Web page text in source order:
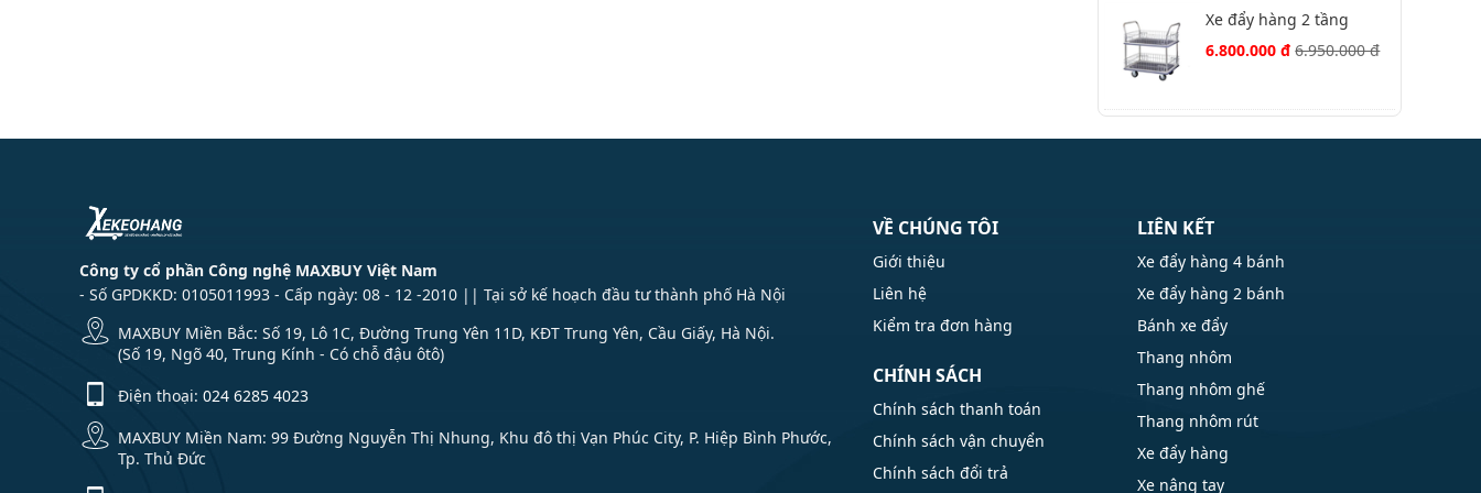
Xe đẩy hàng 2 tầng
Jumbo HB-220M
6.800.000 đ6.950.000 đ
Công ty cổ phần Công nghệ MAXBUY Việt Nam
- Số GPDKKD: 0105011993 - Cấp ngày: 08 - 12 -2010 || Tại sở kế hoạch đầu tư thành phố Hà Nội
MAXBUY Miền Bắc: Số 19, Lô 1C, Đường Trung Yên 11D, KĐT Trung Yên, Cầu Giấy, Hà Nội.
(Số 19, Ngõ 40, Trung Kính - Có chỗ đậu ôtô)
Điện thoại: 024 6285 4023
MAXBUY Miền Nam: 99 Đường Nguyễn Thị Nhung, Khu đô thị Vạn Phúc City, P. Hiệp Bình Phước,
Tp. Thủ Đức
VỀ CHÚNG TÔI
Giới thiệu
Liên hệ
Kiểm tra đơn hàng
CHÍNH SÁCH
Chính sách thanh toán
Chính sách vận chuyển
Chính sách đổi trả
LIÊN KẾT
Xe đẩy hàng 4 bánh
Xe đẩy hàng 2 bánh
Bánh xe đẩy
Thang nhôm
Thang nhôm ghế
Thang nhôm rút
Xe đẩy hàng
Xe nâng tay